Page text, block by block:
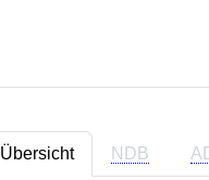
Übersicht NDB